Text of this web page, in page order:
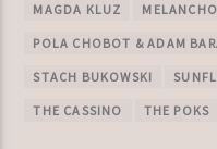
MAGDA KLUZ
POLA CHOBOT & ADAM
STACH BUKOWSKI
THE CASSINO THE POKS